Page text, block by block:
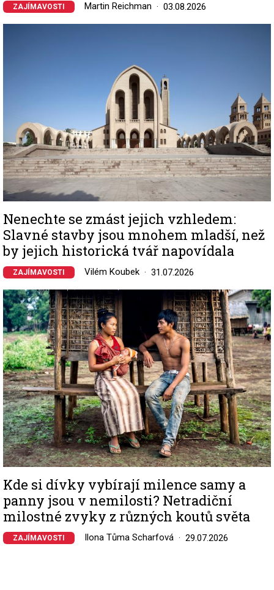
ZAJÍMAVOSTI Martin Reichman 03.08.2026
Nenechte se zmást jejich vzhledem:
Slavné stavby jsou mnohem mladší, než
by jejich historická tvář napovídala
ZAJÍMAVOSTI Vilém Koubek 31.07.2026
Image
Kde si dívky vybírají milence samy a
panny jsou v nemilosti? Netradiční
milostné zvyky z různých koutů světa
ZAJÍMAVOSTI Ilona Tůma Scharfová 29.07.2026